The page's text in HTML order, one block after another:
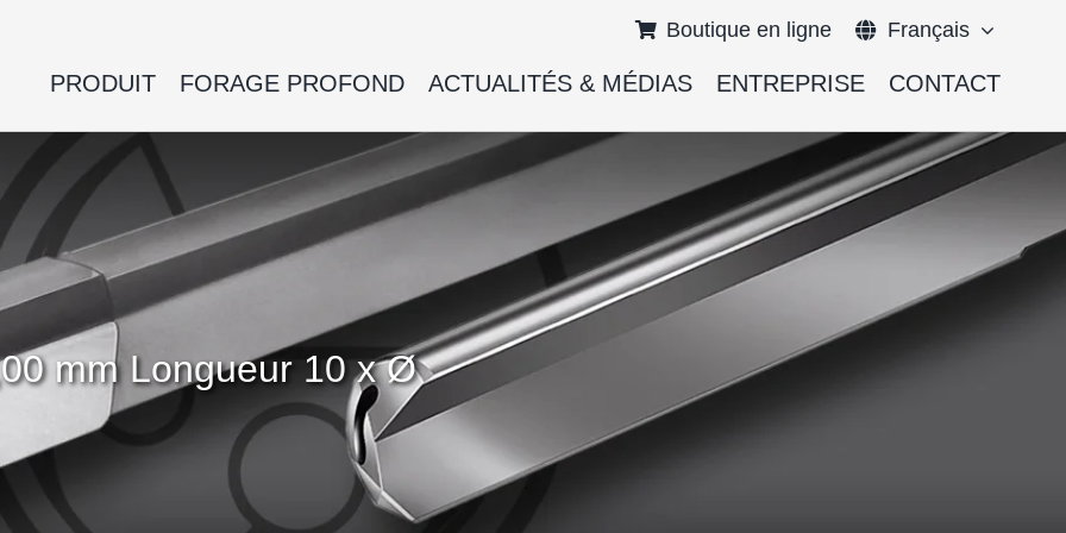
Boutique en ligne Français
English
Deutsch
PRODUIT FORAGE PROFOND ACTUALITÉS & MÉDIAS ENTREPRISE CONTACT
mm Longueur 10 x Ø